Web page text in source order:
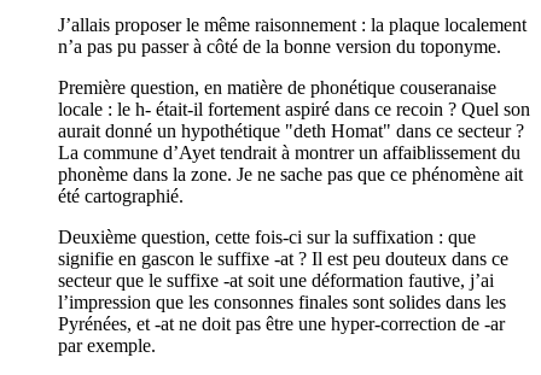
J’allais proposer le même raisonnement : la plaque localement
n’a pas pu passer à côté de la bonne version du toponyme.
Première question, en matière de phonétique couseranaise
locale : le h- était-il fortement aspiré dans ce recoin ? Quel son
aurait donné un hypothétique "deth Homat" dans ce secteur ?
La commune d’Ayet tendrait à montrer un affaiblissement du
phonème dans la zone. Je ne sache pas que ce phénomène ait
été cartographié.
Deuxième question, cette fois-ci sur la suffixation : que
signifie en gascon le suffixe -at ? Il est peu douteux dans ce
secteur que le suffixe -at soit une déformation fautive, j’ai
l’impression que les consonnes finales sont solides dans les
Pyrénées, et -at ne doit pas être une hyper-correction de -ar
par exemple.